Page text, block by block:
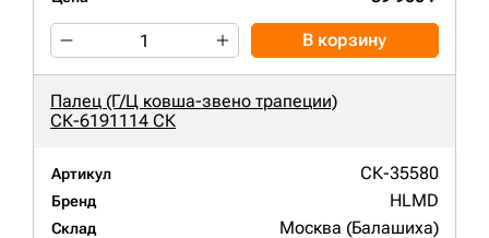
В корзину
Палец (Г/Ц ковша-звено трапеции)
СК-6191114 СК
Артикул СК-35580
Бренд HLMD
Склад Москва (Балашиха)